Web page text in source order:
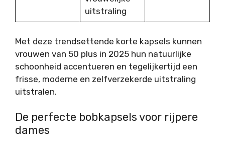
uitstraling
Met deze trendsettende korte kapsels kunnen
vrouwen van 50 plus in 2025 hun natuurlijke
schoonheid accentueren en tegelijkertijd een
frisse, moderne en zelfverzekerde uitstraling
uitstralen.
De perfecte bobkapsels voor rijpere
dames